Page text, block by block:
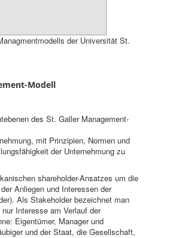
der Universität St.
Modell
des St. Galler Management-
mit Prinzipien, Normen und
der Unternehmung zu
shareholder-Ansatzes um die
Anliegen und Interessen der
Als Stakeholder bezeichnet man
Interesse am Verlauf der
Eigentümer, Manager und
und der Staat, die Gesellschaft,